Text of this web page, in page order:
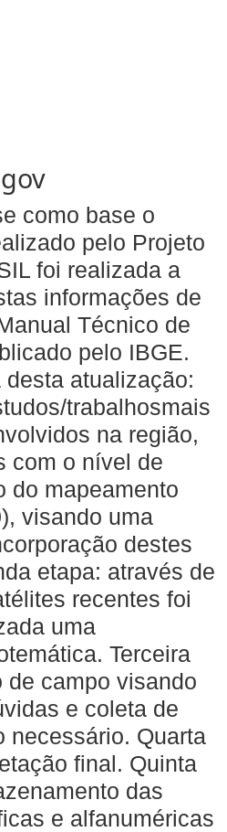
gov
como base o
pelo Projeto
foi realizada a
informações de
Técnico de
pelo IBGE.
desta atualização:
trabalhosmais
na região,
com o nível de
do mapeamento
visando uma
destes
etapa: através de
recentes foi
uma
Terceira
de campo visando
e coleta de
necessário. Quarta
final. Quinta
das
e alfanuméricas